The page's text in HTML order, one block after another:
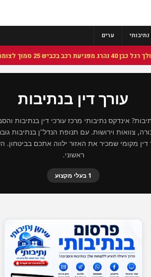
ערים
מתנדבי זק"א פועלו בזירה
עורך דין בנתיבות
אינדקס נתיבותי מרכז עורכי דין בנתיבות
צוואות וירושות. עם תנופת הנדל"ן בנתיבות
מקומי שמכיר את האזור ילווה אתכם בביטחון.
ראשוני.
1 בעלי מקצוע